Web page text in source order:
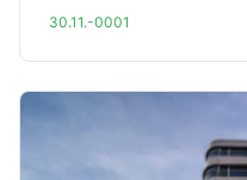
30.11.-0001